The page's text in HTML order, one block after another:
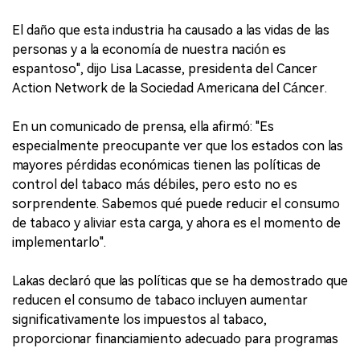
El daño que esta industria ha causado a las vidas de las
personas y a la economía de nuestra nación es
espantoso", dijo Lisa Lacasse, presidenta del Cancer
Action Network de la Sociedad Americana del Cáncer.
En un comunicado de prensa, ella afirmó: "Es
especialmente preocupante ver que los estados con las
mayores pérdidas económicas tienen las políticas de
control del tabaco más débiles, pero esto no es
sorprendente. Sabemos qué puede reducir el consumo
de tabaco y aliviar esta carga, y ahora es el momento de
implementarlo".
Lakas declaró que las políticas que se ha demostrado que
reducen el consumo de tabaco incluyen aumentar
significativamente los impuestos al tabaco,
proporcionar financiamiento adecuado para programas